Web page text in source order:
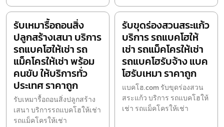
รับเหมารื้อถอนสิ่ง
ปลูกสร้างเสนา บริการ
รถแบคโฮให้เช่า รถ
แม็คโครให้เช่า พร้อม
คนขับ ให้บริการทั่ว
ประเทศ ราคาถูก
รับเหมารื้อถอนสิ่งปลูกสร้าง
เสนา บริการรถแบคโฮให้เช่า
รถแม็คโครให้เช่า
รับขุดร่องสวนสระแก้ว
บริการ รถแบคโฮให้
เช่า รถแม็คโครให้เช่า
รถแบคโฮรับจ้าง แบค
โฮรับเหมา ราคาถูก
แบคโฮ.com รับขุดร่องสวน
สระแก้ว บริการ รถแบคโฮให้
เช่า รถแม็คโครให้เช่า